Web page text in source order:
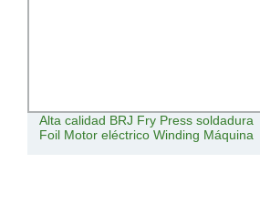
Empujadores de tornillo de formación
personalizados OEM tornillo de acero